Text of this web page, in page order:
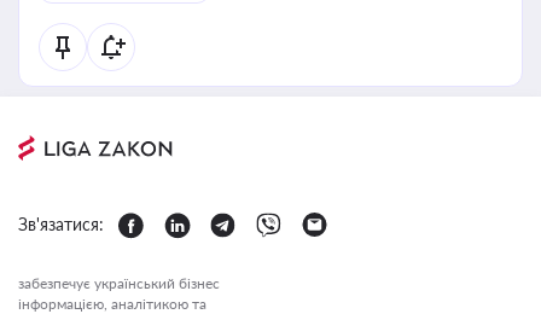
Зв'язатися:
забезпечує український бізнес
інформацією, аналітикою та